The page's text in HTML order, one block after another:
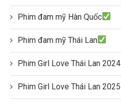
Phim đam mỹ Hàn Quốc
Phim đam mỹ Thái Lan
Phim Girl Love Thái Lan 2024
Phim Girl Love Thái Lan 2025